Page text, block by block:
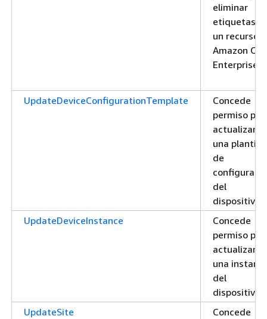
eliminar
etiquetas
un recurso
Amazon
Enterprise
UpdateDeviceConfigurationTemplate
Concede
permiso
actualizar
una plantilla
de
del
dispositivo
UpdateDeviceInstance
Concede
permiso
actualizar
una
del
dispositivo
UpdateSite
Concede